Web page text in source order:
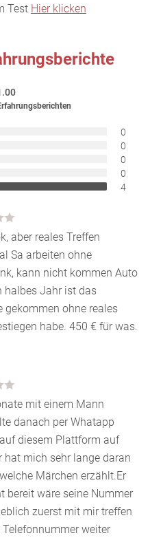
Test Hier klicken
0
0
0
0
4
aber reales Treffen
Sa arbeiten ohne
kann nicht kommen Auto
halbes Jahr ist das
gekommen ohne reales
habe. 450 € für was.
mit einem Mann
danach per Whatapp
diesem Plattform auf
hat mich sehr lange daran
Märchen erzählt.Er
bereit wäre seine Nummer
zuerst mit mir treffen
weiter